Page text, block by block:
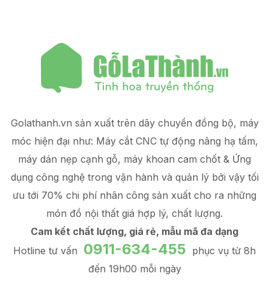
Golathanh.vn sản xuất trên dây chuyền đồng bộ, máy
móc hiện đại như: Máy cắt CNC tự động nâng hạ tấm,
máy dán nẹp cạnh gỗ, máy khoan cam chốt & Ứng
dụng công nghệ trong vận hành và quản lý bởi vậy tối
ưu tới 70% chi phí nhân công sản xuất cho ra những
món đồ nội thất giá hợp lý, chất lượng.
Cam kết chất lượng, giá rẻ, mẫu mã đa dạng
Hotline tư vấn 0911-634-455 phục vụ từ 8h
đến 19h00 mỗi ngày